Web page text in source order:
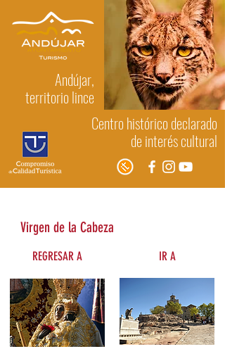
Andújar,
territorio lince
Centro histórico declarado
de interés cultural
Virgen de la Cabeza
REGRESAR A
IR A